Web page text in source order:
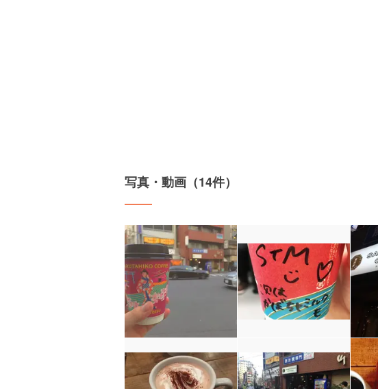
写真・動画（14件）